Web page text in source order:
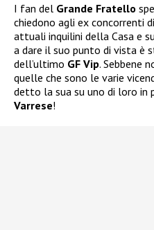
I fan del Grande Fratello
chiedono agli ex concorrenti
attuali inquilini della Casa e
a dare il suo punto di vista è
dell’ultimo GF Vip. Sebbene
quelle che sono le varie
detto la sua su uno di loro in
Varrese!